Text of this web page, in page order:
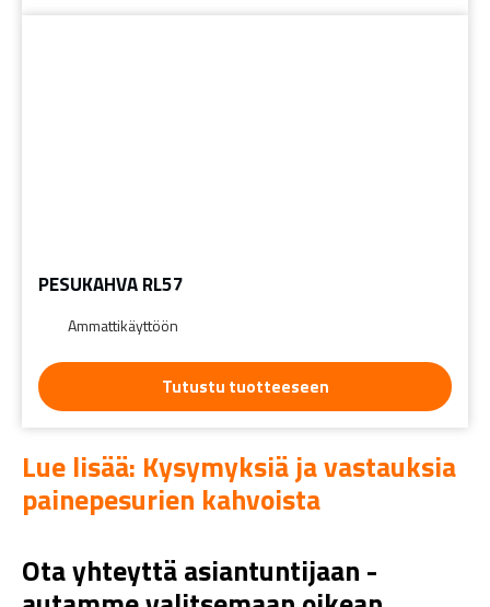
PESUKAHVA RL57
Ammattikäyttöön
Tutustu tuotteeseen
Lue lisää: Kysymyksiä ja vastauksia
painepesurien kahvoista
Ota yhteyttä asiantuntijaan -